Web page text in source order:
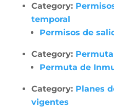
Category:
temporal
Permisos de
Category:
Permuta de
Category: Planes
vigentes